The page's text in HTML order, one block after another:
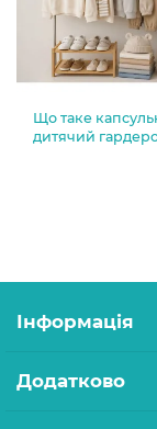
Що таке
дитячий
Інформація
Додатково